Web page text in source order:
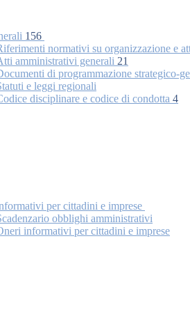
156
normativi su organizzazione e
amministrativi generali 21
di programmazione strategico-
e leggi regionali
disciplinare e codice di condotta 4
per cittadini e imprese
obblighi amministrativi
informativi per cittadini e imprese